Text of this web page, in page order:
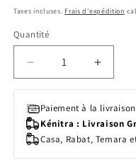
habituel
Taxes incluses. Frais d'expédition
Quantité
Quantité
Réduire
la
de
BIBS
BANDANA
BIB
la
de
BIBS
BIB
Paiement à la livraison
Kénitra : Livraison
Casa, Rabat, Temara